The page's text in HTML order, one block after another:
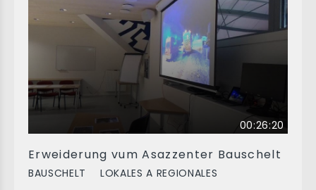
00:26:20
Erweiderung vum Asazzenter Bauschelt
BAUSCHELT LOKALES A REGIONALES